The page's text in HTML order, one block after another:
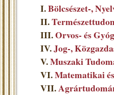
I.Bölcsészet-,
II.
III.Orvos- és
IV.Jog-,
V.Muszaki
VI.Matematikai
VII.